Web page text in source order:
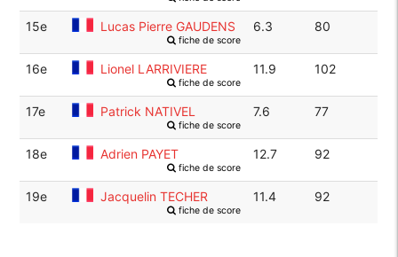
15e Lucas Pierre GAUDENS
fiche de score
6.3 80
16e Lionel LARRIVIERE
fiche de score
11.9 102
17e Patrick NATIVEL
fiche de score
7.6 77
18e Adrien PAYET
fiche de score
12.7 92
19e Jacquelin TECHER
fiche de score
11.4 92